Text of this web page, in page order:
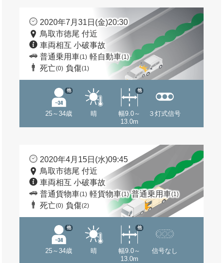
2020年7月31日(金)20:30
鳥取市徳尾 付近
車両相互 小破事故
普通乗用車(1) 軽自動車(1)
死亡(0) 負傷(1)
25～34歳
他
晴
幅9.0～
13.0m
他
３灯式信号
2020年4月15日(水)09:45
鳥取市徳尾 付近
車両相互 小破事故
普通貨物車(1) 軽貨物車(1) 普通乗用車(1)
死亡(0) 負傷(2)
25～34歳
他
晴
幅9.0～
13.0m
他
信号なし